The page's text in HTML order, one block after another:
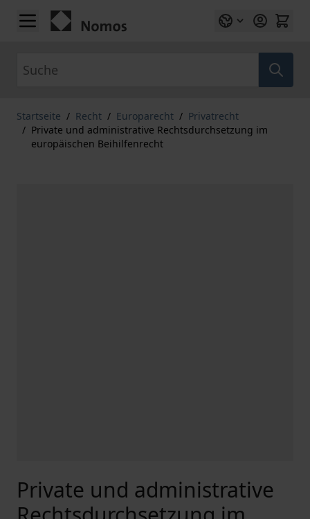
Zum Inhalt springen
Startseite / Recht / Europarecht / Privatrecht
/ Private und administrative Rechtsdurchsetzung im
europäischen Beihilfenrecht
Private und administrative